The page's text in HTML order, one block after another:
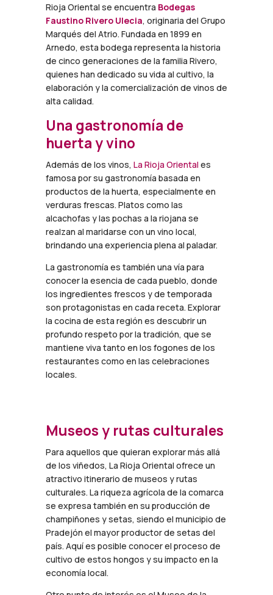
Rioja Oriental se encuentra Bodegas
Faustino Rivero Ulecia, originaria del Grupo
Marqués del Atrio. Fundada en 1899 en
Arnedo, esta bodega representa la historia
de cinco generaciones de la familia Rivero,
quienes han dedicado su vida al cultivo, la
elaboración y la comercialización de vinos de
alta calidad.
Una gastronomía de
huerta y vino
Además de los vinos, La Rioja Oriental es
famosa por su gastronomía basada en
productos de la huerta, especialmente en
verduras frescas. Platos como las
alcachofas y las pochas a la riojana se
realzan al maridarse con un vino local,
brindando una experiencia plena al paladar.
La gastronomía es también una vía para
conocer la esencia de cada pueblo, donde
los ingredientes frescos y de temporada
son protagonistas en cada receta. Explorar
la cocina de esta región es descubrir un
profundo respeto por la tradición, que se
mantiene viva tanto en los fogones de los
restaurantes como en las celebraciones
locales.
Museos y rutas culturales
Para aquellos que quieran explorar más allá
de los viñedos, La Rioja Oriental ofrece un
atractivo itinerario de museos y rutas
culturales. La riqueza agrícola de la comarca
se expresa también en su producción de
champiñones y setas, siendo el municipio de
Pradejón el mayor productor de setas del
país. Aquí es posible conocer el proceso de
cultivo de estos hongos y su impacto en la
economía local.